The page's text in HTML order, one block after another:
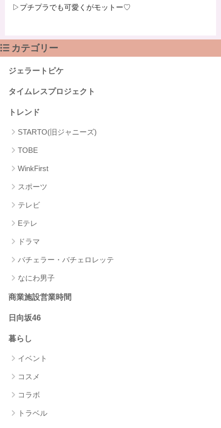
▷プチプラでも可愛くがモットー♡
カテゴリー
ジェラートピケ
タイムレスプロジェクト
トレンド
STARTO(旧ジャニーズ)
TOBE
WinkFirst
スポーツ
テレビ
Eテレ
ドラマ
バチェラー・バチェロレッテ
なにわ男子
商業施設営業時間
日向坂46
暮らし
イベント
コスメ
コラボ
トラベル